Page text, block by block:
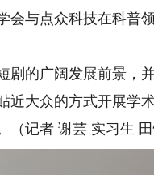
会与点众科技在科普
的广阔发展前景，
近大众的方式开展学
记者 谢芸 实习生 田